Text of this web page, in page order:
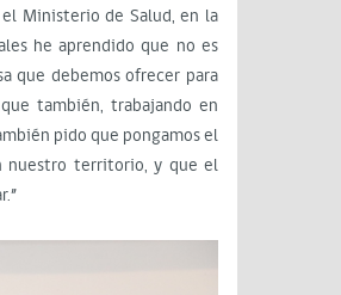
Ministerio de Salud, en la
he aprendido que no es
que debemos ofrecer para
también, trabajando en
pido que pongamos el
nuestro territorio, y que el